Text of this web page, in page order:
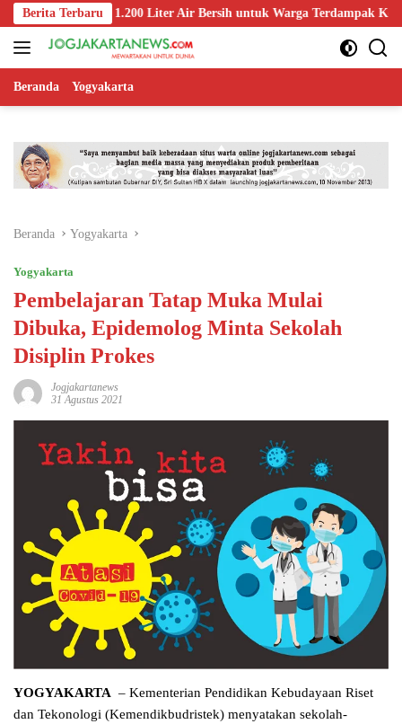
Langsung
ke
konten
Berita Terbaru
1.200 Liter Air Bersih untuk Warga Terdampak Kekeringan di
Beranda Yogyakarta
Beranda Yogyakarta
Yogyakarta
Pembelajaran Tatap Muka Mulai
Dibuka, Epidemolog Minta Sekolah
Disiplin Prokes
Jogjakartanews
31 Agustus 2021
YOGYAKARTA – Kementerian Pendidikan Kebudayaan Riset
dan Tekonologi (Kemendikbudristek) menyatakan sekolah-